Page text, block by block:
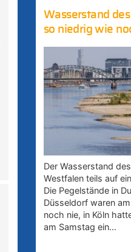
Wasserstand
so niedrig wie
Der Wasserstand
Westfalen teils auf
Die Pegelstände in
Düsseldorf waren
noch nie, in Köln
am Samstag ein…